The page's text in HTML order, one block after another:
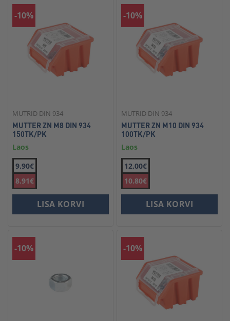
-10%
MUTRID DIN 934
MUTTER ZN M8 DIN 934
150TK/PK
Laos
9.90€
8.91€
LISA KORVI
-10%
MUTRID DIN 934
MUTTER ZN M10 DIN 934
100TK/PK
Laos
12.00€
10.80€
LISA KORVI
-10% -10%